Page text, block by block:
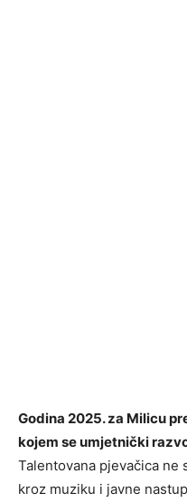
Godina 2025. za Milicu
kojem se umjetnički
Talentovana pjevačica ne
kroz muziku i javne